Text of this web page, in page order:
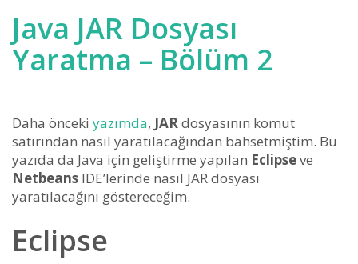
Java JAR Dosyası
Yaratma – Bölüm 2
Daha önceki yazımda, JARdosyasının komut
satırından nasıl yaratılacağından bahsetmiştim. Bu
yazıda da Java için geliştirme yapılan Eclipseve
Netbeans IDE’lerinde nasıl JAR dosyası
yaratılacağını göstereceğim.
Eclipse